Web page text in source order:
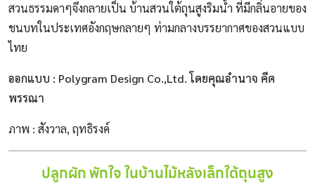
สวนธรรมดาๆจึงกลายเป็น บ้านสวนใต้ถุนสูงริมน้ำ ที่มีกลิ่นอายของ
ชนบทในประเทศอังกฤษกลายๆ ท่ามกลางบรรยากาศของสวนแบบ
ไทย
ออกแบบ : Polygram Design Co.,Ltd. โดยคุณอำนาจ คีต
พรรณา
ภาพ : สังวาล, ฤทธิรงค์
ปลูกผัก พักใจ ในบ้านไม้หลังเล็กใต้ถุนสูง